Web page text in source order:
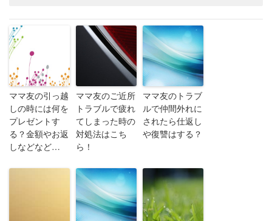
ママ友の引っ越
しの時には何を
プレゼントす
る？金額やお返
しなどなど…
ママ友のご近所
トラブルで疲れ
てしまった時の
対処法はこち
ら！
ママ友のトラブ
ルで仲間外れに
されたら仕返し
や復讐はする？